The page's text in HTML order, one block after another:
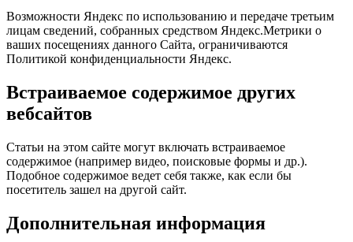
Возможности Яндекс по использованию и передаче третьим
лицам сведений, собранных средством Яндекс.Метрики о
ваших посещениях данного Сайта, ограничиваются
Политикой конфиденциальности Яндекс.
Встраиваемое содержимое других
вебсайтов
Статьи на этом сайте могут включать встраиваемое
содержимое (например видео, поисковые формы и др.).
Подобное содержимое ведет себя также, как если бы
посетитель зашел на другой сайт.
Дополнительная информация